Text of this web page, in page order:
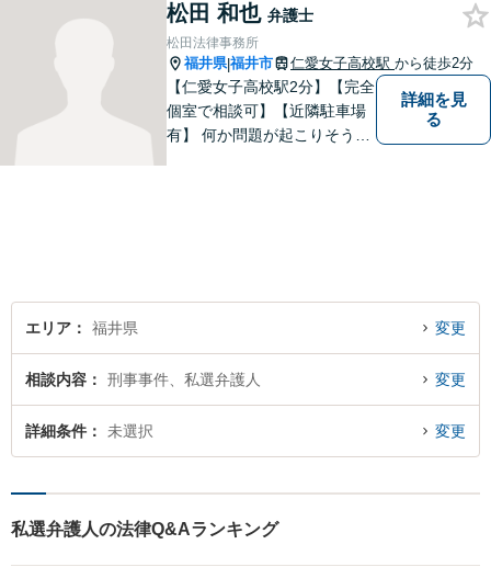
中国語対応】大都市に負けな
い質と幅の法的なサービスを
提供することを目指していま
す。
松田 和也 弁護士
松田法律事務所
福井県|福井市 仁愛女子高校駅 から徒歩2分
【仁愛女子高校駅2分】【完全
個室で相談可】【近隣駐車場
有】 何か問題が起こりそうと
う。
詳細を見
る
エリア 福井県 変更
相談内容 刑事事件、私選弁護人 変更
詳細条件 未選択 変更
私選弁護人の法律Q&Aランキング